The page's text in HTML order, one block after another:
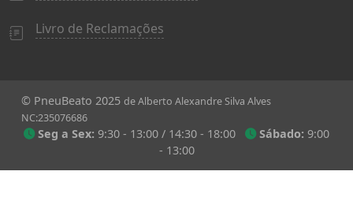
Livro de Reclamações
© PneuBeato 2025 de Alberto Alexandre Silva Alves
NC:235076686
Seg a Sex: 9:30 - 13:00 / 14:30 - 18:00 Sábado: 9:00
- 13:00